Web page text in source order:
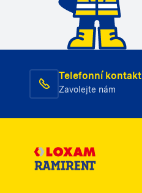
Telefonní kontakt
Zavolejte nám